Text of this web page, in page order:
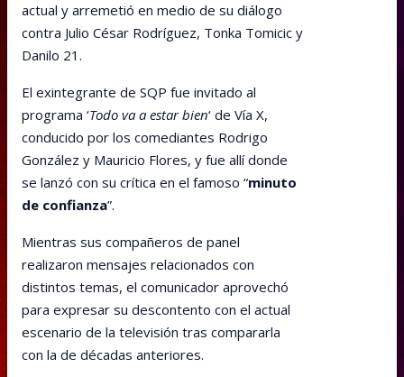
actual y arremetió en medio de su diálogo
contra Julio César Rodríguez, Tonka Tomicic y
Danilo 21.
El exintegrante de SQP fue invitado al
programa ‘Todo va a estar bien‘ de Vía X,
conducido por los comediantes Rodrigo
González y Mauricio Flores, y fue allí donde
se lanzó con su crítica en el famoso “minuto
de confianza”.
Mientras sus compañeros de panel
realizaron mensajes relacionados con
distintos temas, el comunicador aprovechó
para expresar su descontento con el actual
escenario de la televisión tras compararla
con la de décadas anteriores.